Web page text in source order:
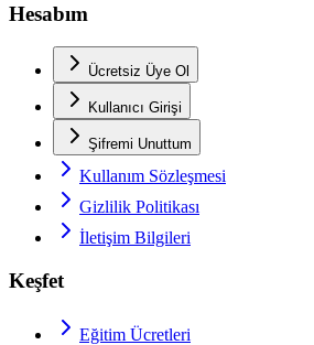
Hesabım
Ücretsiz Üye Ol
Kullanıcı Girişi
Şifremi Unuttum
Kullanım Sözleşmesi
Gizlilik Politikası
İletişim Bilgileri
Keşfet
Eğitim Ücretleri